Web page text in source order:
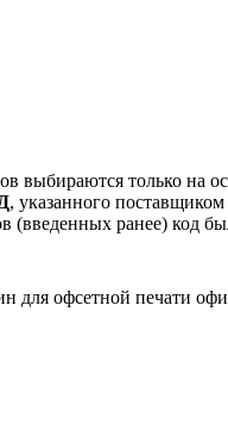
выбираются только на
, указанного
(введенных ранее) код
офсетной печати